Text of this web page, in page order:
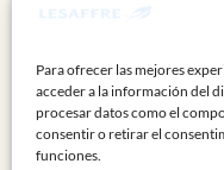
Para ofrecer las mejores
acceder a la información del
procesar datos como el
consentir o retirar el
funciones.